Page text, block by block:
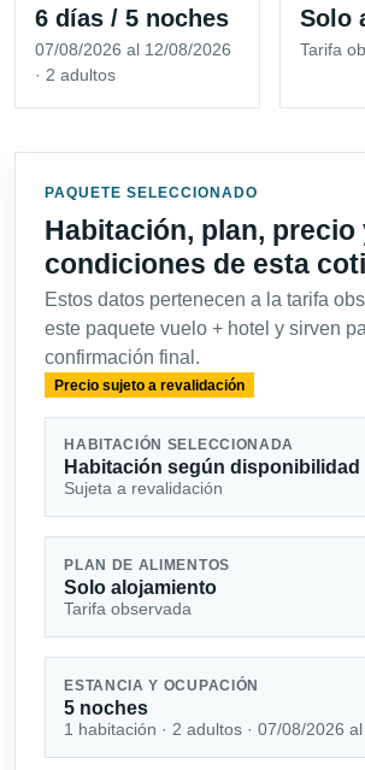
6 días / 5 noches
07/08/2026 al 12/08/2026
· 2 adultos
Solo
Tarifa
PAQUETE SELECCIONADO
Habitación, plan, precio
condiciones de esta
Estos datos pertenecen a la tarifa
este paquete vuelo + hotel y sirven
confirmación final.
Precio sujeto a revalidación
HABITACIÓN SELECCIONADA
Habitación según disponibilidad
Sujeta a revalidación
PLAN DE ALIMENTOS
Solo alojamiento
Tarifa observada
ESTANCIA Y OCUPACIÓN
5 noches
1 habitación · 2 adultos · 07/08/2026